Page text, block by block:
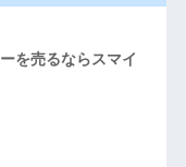
を売るならスマイ